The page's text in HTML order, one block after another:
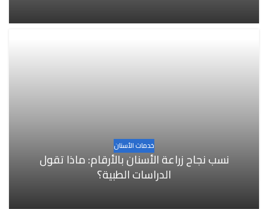
خدمات الأسنان
نسب نجاح زراعة الأسنان بالأرقام: ماذا تقول
الدراسات الطبية؟